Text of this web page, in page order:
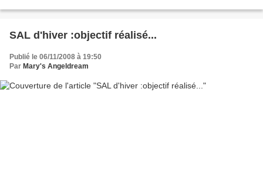
SAL d'hiver :objectif réalisé...
Publié le 06/11/2008 à 19:50
Par Mary's Angeldream